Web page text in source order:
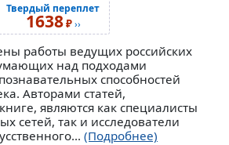
Твердый переплет
1638₽››
работы ведущих российских
над подходами
способностей
Авторами статей,
являются как специалисты
сетей, так и исследователи
(Подробнее)